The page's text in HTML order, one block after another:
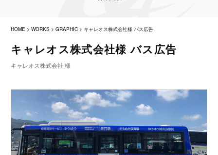
HOME >WORKS >GRAPHIC > キャレオス株式会社様 バス広告
キャレオス株式会社様 バス広告
キャレオス株式会社 様